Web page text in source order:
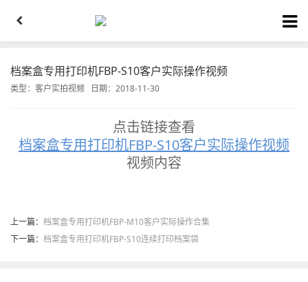
档案盒专用打印机FBP-S10客户实际操作视频
类型： 客户实拍视频 日期：2018-11-30
点击链接查看
档案盒专用打印机FBP-S10客户实际操作视频
视频内容
上一篇： 档案盒专用打印机FBP-M10客户实际操作合集
下一篇： 档案盒专用打印机FBP-S10连续打印档案袋